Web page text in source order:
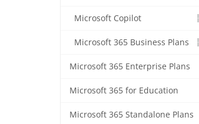
Microsoft Copilot
Microsoft 365 Business Plans
Microsoft 365 Enterprise Plans
Microsoft 365 for Education
Microsoft 365 Standalone Plans